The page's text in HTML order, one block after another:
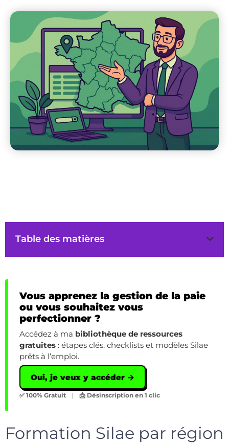
Table des matières
Vous apprenez la gestion de la paie
ou vous souhaitez vous
perfectionner ?
Accédez à ma bibliothèque de ressources
gratuites : étapes clés, checklists et modèles Silae
prêts à l’emploi.
Oui, je veux y accéder →
✅ 100% Gratuit | 📩 Désinscription en 1 clic
Formation Silae par région